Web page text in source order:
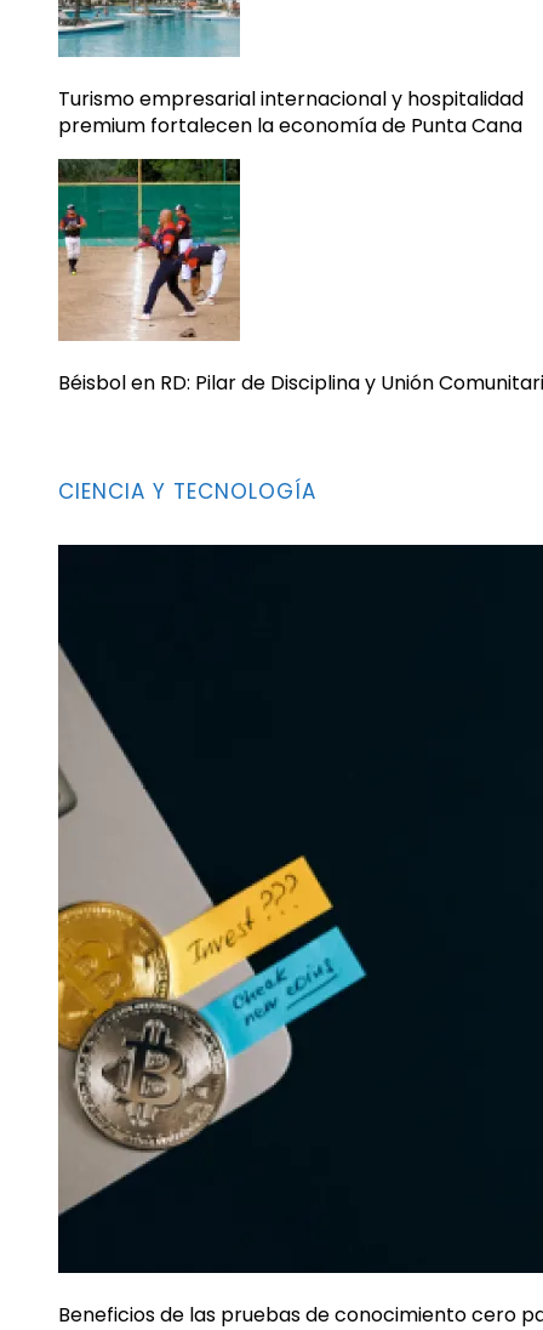
Turismo empresarial internacional y hospitalidad
premium fortalecen la economía de Punta Cana
Béisbol en RD: Pilar de Disciplina y Unión
CIENCIA Y TECNOLOGÍA
Beneficios de las pruebas de conocimiento cero